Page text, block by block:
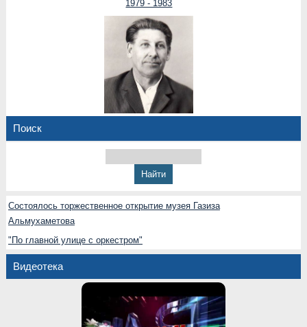
1979 - 1983
Поиск
Состоялось торжественное открытие музея Газиза
Альмухаметова
"По главной улице с оркестром"
Видеотека